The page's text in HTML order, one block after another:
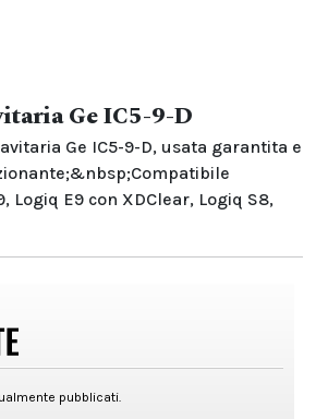
Ge IC5-9-D
Ge IC5-9-D, usata garantita e
Logiq E9 con XDClear, Logiq S8,